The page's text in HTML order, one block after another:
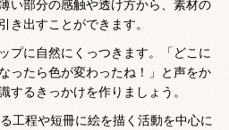
い部分の感触や透け方から、素材の
き出すことができます。
プに自然にくっつきます。「どこに
ったら色が変わったね！」と声をか
するきっかけを作りましょう。
工程や短冊に絵を描く活動を中心に